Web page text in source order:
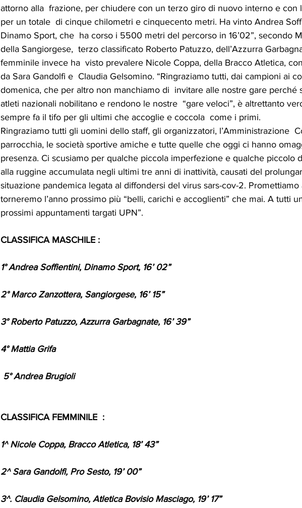
attorno alla  frazione, per chiudere con un terzo giro di nuovo interno e con
per un totale  di cinque chilometri e cinquecento metri. Ha vinto Andrea
Dinamo Sport, che  ha corso i 5500 metri del percorso in 16’02”, secondo
della Sangiorgese,  terzo classificato Roberto Patuzzo, dell’Azzurra
femminile invece ha  visto prevalere Nicole Coppa, della Bracco Atletica, con
da Sara Gandolfi e  Claudia Gelsomino. “Ringraziamo tutti, dai campioni ai
domenica, che per altro non manchiamo di  invitare alle nostre gare perché
atleti nazionali nobilitano e rendono le nostre  “gare veloci”, è altrettanto
sempre fa il tifo per gli ultimi che accoglie e coccola  come i primi.
Ringraziamo tutti gli uomini dello staff, gli organizzatori, l’Amministrazione
parrocchia, le società sportive amiche e tutte quelle che oggi ci hanno
presenza. Ci scusiamo per qualche piccola imperfezione e qualche piccolo
alla ruggine accumulata negli ultimi tre anni di inattività, causati del
situazione pandemica legata al diffondersi del virus sars-cov-2.
torneremo l’anno prossimo più “belli, carichi e accoglienti” che mai. A tutti
prossimi appuntamenti targati UPN”.
CLASSIFICA MASCHILE :
1° Andrea Soffientini, Dinamo Sport, 16’ 02”
2° Marco Zanzottera, Sangiorgese, 16’ 15”
3° Roberto Patuzzo, Azzurra Garbagnate, 16’ 39”
4° Mattia Grifa
5° Andrea Brugioli
CLASSIFICA FEMMINILE  :
1^ Nicole Coppa, Bracco Atletica, 18’ 43”
2^ Sara Gandolfi, Pro Sesto, 19’ 00”
3^. Claudia Gelsomino, Atletica Bovisio Masciago, 19’ 17”